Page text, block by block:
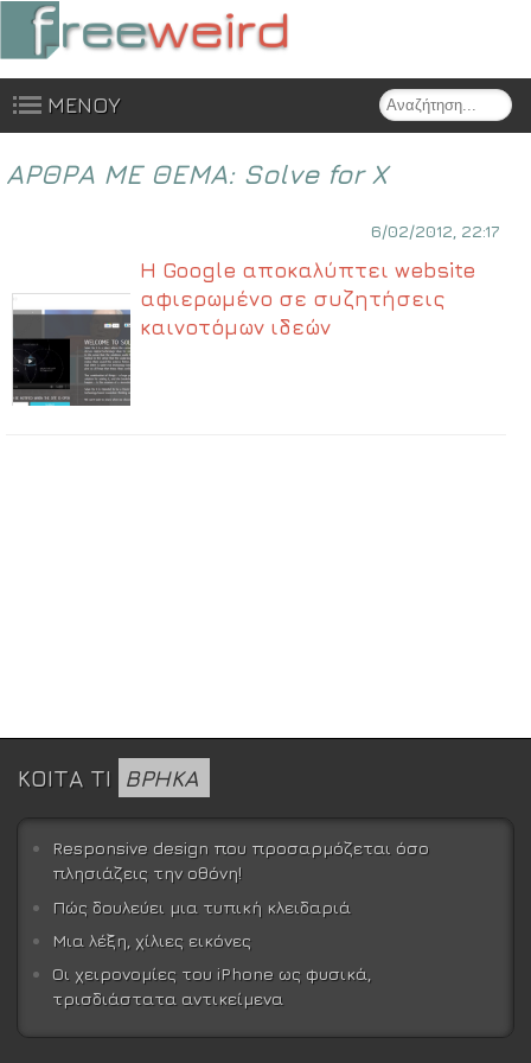
Search
ΜΕΝΟΥ
Skip to content
ΑΡΘΡΑ ΜΕ ΘΕΜΑ: Solve for X
6/02/2012, 22:17
Η Google αποκαλύπτει website
αφιερωμένο σε συζητήσεις
καινοτόμων ιδεών
ΚΟΙΤΑ ΤΙ ΒΡΗΚΑ
Responsive design που προσαρμόζεται όσο
πλησιάζεις την οθόνη!
Πώς δουλεύει μια τυπική κλειδαριά
Μια λέξη, χίλιες εικόνες
Οι χειρονομίες του iPhone ως φυσικά,
τρισδιάστατα αντικείμενα